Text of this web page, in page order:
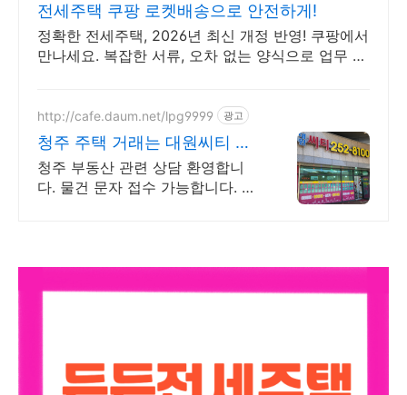
전세주택 쿠팡 로켓배송으로 안전하게!
정확한 전세주택, 2026년 최신 개정 반영! 쿠팡에서
만나세요. 복잡한 서류, 오차 없는 양식으로 업무 효
http://cafe.daum.net/lpg9999 광고
청주 주택 거래는 대원씨티 율
량동 부동산 상담환영
청주 부동산 관련 상담 환영합니
다. 물건 문자 접수 가능합니다. 대